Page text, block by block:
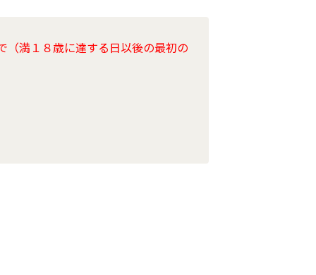
（満１８歳に達する日以後の最初の